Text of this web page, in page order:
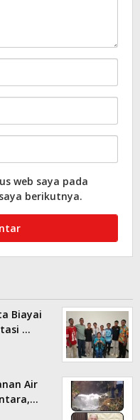
web saya pada
berikutnya.
Biayai
…
Air